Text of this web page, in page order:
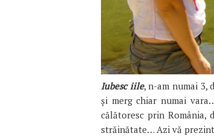
Iubesc iile, n-am numai 3,
și merg chiar numai
călătoresc prin
străinătate… Azi vă